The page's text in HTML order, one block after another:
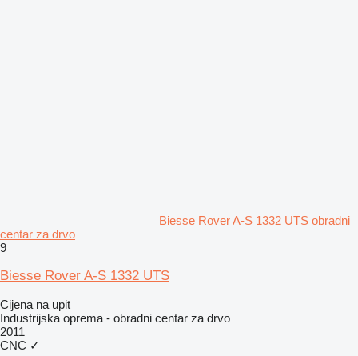
Biesse Rover A-S 1332 UTS obradni
centar za drvo
9
Biesse Rover A-S 1332 UTS
Cijena na upit
Industrijska oprema - obradni centar za drvo
2011
CNC ✓